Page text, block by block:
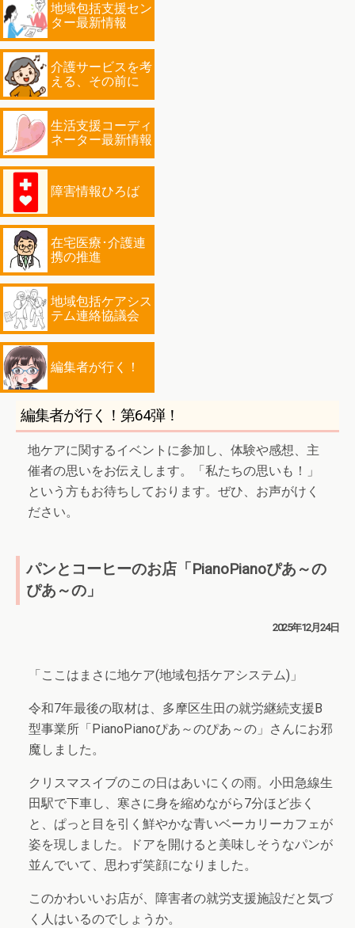
地域包括支援セン
ター最新情報
介護サービスを考
える、その前に
生活支援コーディ
ネーター最新情報
障害情報ひろば
在宅医療･介護連
携の推進
地域包括ケアシス
テム連絡協議会
編集者が行く！
編集者が行く！第64弾！
地ケアに関するイベントに参加し、体験や感想、主
催者の思いをお伝えします。「私たちの思いも！」
という方もお待ちしております。ぜひ、お声がけく
ださい。
パンとコーヒーのお店「PianoPianoぴあ～の
ぴあ～の」
2025年12月24日
「ここはまさに地ケア(地域包括ケアシステム)」
令和7年最後の取材は、多摩区生田の就労継続支援B
型事業所「PianoPianoぴあ～のぴあ～の」さんにお邪
魔しました。
クリスマスイブのこの日はあいにくの雨。小田急線生
田駅で下車し、寒さに身を縮めながら7分ほど歩く
と、ぱっと目を引く鮮やかな青いベーカリーカフェが
姿を現しました。ドアを開けると美味しそうなパンが
並んでいて、思わず笑顔になりました。
このかわいいお店が、障害者の就労支援施設だと気づ
く人はいるのでしょうか。